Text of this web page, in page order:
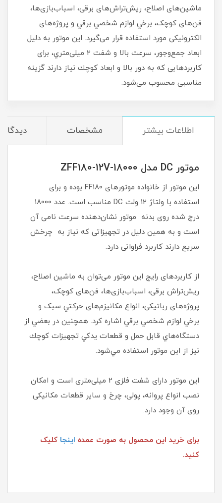
ماشین‌های اصلاح، ریش‌تراش‌های برقی، اسباب‌بازی‌ها،
فن‌های کوچک، برخي لوازم شخصي برقي و پروژه‌های
الکترونیکی مورد استفاده قرار می‌گیرد. این موتور به دلیل
ابعاد جمع‌وجور، سرعت بالا و شفت 2 میلی‌متري، برای
كاربردهایی که به دور بالا و ابعاد كوچك نياز دارند گزینه
مناسبی محسوب می‌شود.
اطلاعات بیشتر مشخصات
موتور DC مدل ZFF180-12V-18000
این موتور از خانواده موتورهای FF180 بوده و برای
استفاده با ولتاژ 12 ولت DC مناسب است. عدد 18000
درج شده روی بدنه موتور نشان‌دهنده سرعت نامی آن
است و به همین دلیل در تجهیزاتی که نیاز به چرخش
سریع دارند کاربرد فراوانی دارد.
از کاربردهای رایج این موتور می‌توان به ماشین اصلاح،
ریش‌تراش برقی، اسباب‌بازی‌ها، فن‌های کوچک،
پروژه‌های رباتیکی، انواع مکانیزم‌های حركتي سبک و
برخي لوازم شخصي برقي اشاره کرد. همچنین در بعضي از
دستگاه‌هاي قابل حمل و قطعات يدكي تجهيزات كوچك
نيز از اين موتور استفاده مي‌شود.
این موتور دارای شفت فلزی 2 میلی‌متری است و امکان
نصب انواع پروانه، پولی، چرخ و ساير قطعات مکانیکی
روی آن وجود دارد.
برای خرید این محصول به صورت عمده اینجا کلیک
کنید.